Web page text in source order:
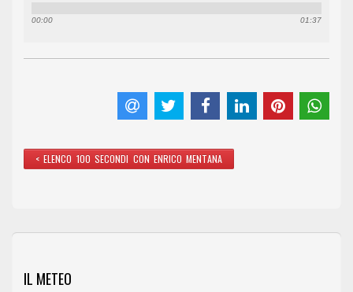
00:00 01:37
< ELENCO 100 SECONDI CON ENRICO MENTANA
IL METEO